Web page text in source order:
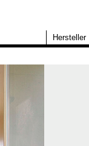
Hersteller